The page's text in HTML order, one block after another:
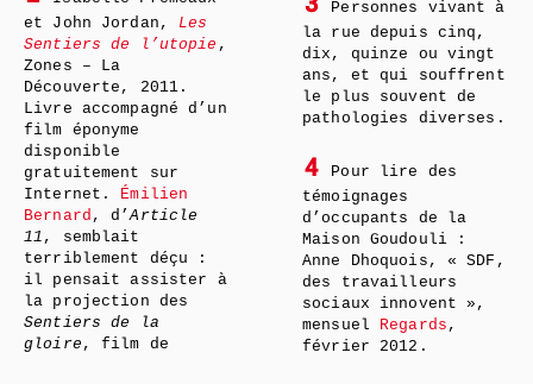
et John Jordan, Les
Sentiers de l’utopie ,
Zones – La
Découverte, 2011.
Livre accompagné d’un
film éponyme
disponible
gratuitement sur
Internet.
Émilien
Bernard , d’Article
11 , semblait
terriblement déçu :
il pensait assister à
la projection des
Sentiers de la
gloire , film de
3
Personnes vivant à
la rue depuis cinq,
dix, quinze ou vingt
ans, et qui souffrent
le plus souvent de
pathologies diverses.
4
Pour lire des
témoignages
d’occupants de la
Maison Goudouli :
Anne Dhoquois, « SDF,
des travailleurs
sociaux innovent »,
mensuel
Regards ,
février 2012.